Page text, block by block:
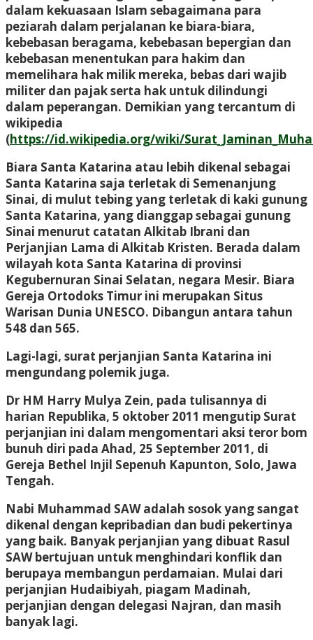
dalam kekuasaan Islam sebagaimana para
peziarah dalam perjalanan ke biara-biara,
kebebasan beragama, kebebasan bepergian dan
kebebasan menentukan para hakim dan
memelihara hak milik mereka, bebas dari wajib
militer dan pajak serta hak untuk dilindungi
dalam peperangan. Demikian yang tercantum di
wikipedia
(https://id.wikipedia.org/wiki/
Biara Santa Katarina atau lebih dikenal sebagai
Santa Katarina saja terletak di Semenanjung
Sinai, di mulut tebing yang terletak di kaki gunung
Santa Katarina, yang dianggap sebagai gunung
Sinai menurut catatan Alkitab Ibrani dan
Perjanjian Lama di Alkitab Kristen. Berada dalam
wilayah kota Santa Katarina di provinsi
Kegubernuran Sinai Selatan, negara Mesir. Biara
Gereja Ortodoks Timur ini merupakan Situs
Warisan Dunia UNESCO. Dibangun antara tahun
548 dan 565.
Lagi-lagi, surat perjanjian Santa Katarina ini
mengundang polemik juga.
Dr HM Harry Mulya Zein, pada tulisannya di
harian Republika, 5 oktober 2011 mengutip Surat
perjanjian ini dalam mengomentari aksi teror bom
bunuh diri pada Ahad, 25 September 2011, di
Gereja Bethel Injil Sepenuh Kapunton, Solo, Jawa
Tengah.
Nabi Muhammad SAW adalah sosok yang sangat
dikenal dengan kepribadian dan budi pekertinya
yang baik. Banyak perjanjian yang dibuat Rasul
SAW bertujuan untuk menghindari konflik dan
berupaya membangun perdamaian. Mulai dari
perjanjian Hudaibiyah, piagam Madinah,
perjanjian dengan delegasi Najran, dan masih
banyak lagi.